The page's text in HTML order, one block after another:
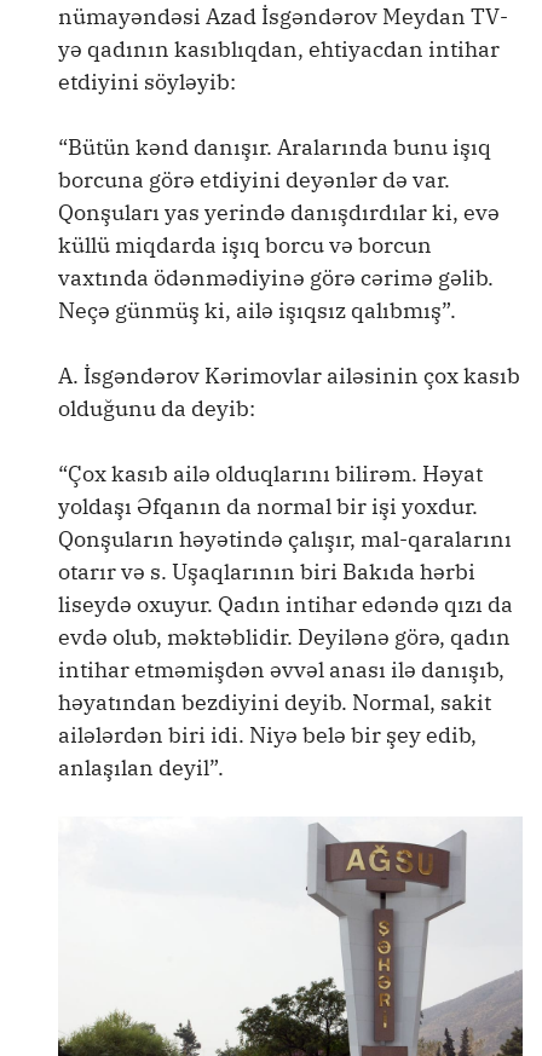
nümayəndəsi Azad İsgəndərov Meydan TV-
yə qadının kasıblıqdan, ehtiyacdan intihar
etdiyini söyləyib:
“Bütün kənd danışır. Aralarında bunu işıq
borcuna görə etdiyini deyənlər də var.
Qonşuları yas yerində danışdırdılar ki, evə
küllü miqdarda işıq borcu və borcun
vaxtında ödənmədiyinə görə cərimə gəlib.
Neçə günmüş ki, ailə işıqsız qalıbmış”.
A. İsgəndərov Kərimovlar ailəsinin çox kasıb
olduğunu da deyib:
“Çox kasıb ailə olduqlarını bilirəm. Həyat
yoldaşı Əfqanın da normal bir işi yoxdur.
Qonşuların həyətində çalışır, mal-qaralarını
otarır və s. Uşaqlarının biri Bakıda hərbi
liseydə oxuyur. Qadın intihar edəndə qızı da
evdə olub, məktəblidir. Deyilənə görə, qadın
intihar etməmişdən əvvəl anası ilə danışıb,
həyatından bezdiyini deyib. Normal, sakit
ailələrdən biri idi. Niyə belə bir şey edib,
anlaşılan deyil”.